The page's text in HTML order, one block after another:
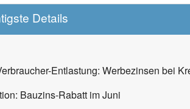
Details
Entlastung: Werbezinsen bei
Bauzins-Rabatt im Juni